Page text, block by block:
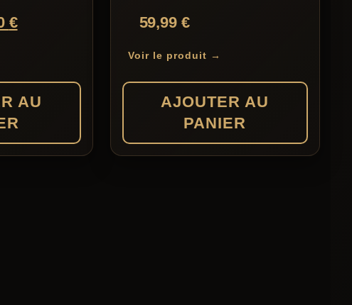
peuvent
être
sur
du
€.
€Le
est :
49,00 €.
AU
59,99 €
Voir le produit →
AJOUTER AU
PANIER